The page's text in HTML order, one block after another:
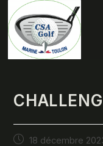
content
Publication
18 décembre